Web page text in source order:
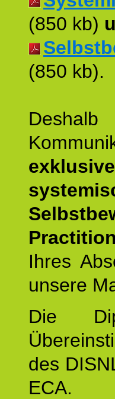
(850 kb)
(850 kb).
Ihres
unsere
Die
des
ECA.